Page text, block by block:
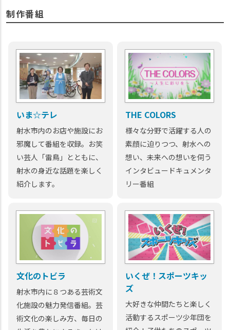
制作番組
いま☆テレ
射水市内のお店や施設にお
邪魔して番組を収録。お笑
い芸人「雷鳥」とともに、
射水の身近な話題を楽しく
紹介します。
THE COLORS
様々な分野で活躍する人の
素顔に迫りつつ、射水への
想い、未来への想いを伺う
インタビュードキュメンタ
リー番組
文化のトビラ
射水市内に８つある芸術文
化施設の魅力発信番組。芸
術文化の楽しみ方、毎日の
いくぜ！スポーツキッ
ズ
大好きな仲間たちと楽しく
活動するスポーツ少年団を